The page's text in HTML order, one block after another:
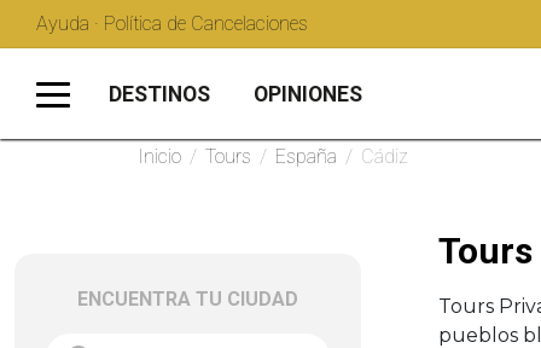
Ayuda · Política de Cancelaciones
DESTINOS OPINIONES
Inicio / Tours / España / Cádiz
ENCUENTRA TU CIUDAD
Tours
Tours
pueblos